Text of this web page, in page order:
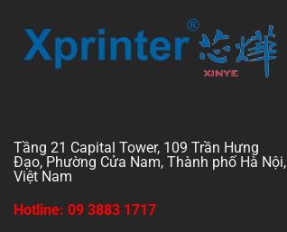
Tầng 21 Capital Tower, 109 Trần Hưng
Đạo, Phường Cửa Nam, Thành phố Hà Nội,
Việt Nam
Hotline: 09 3883 1717